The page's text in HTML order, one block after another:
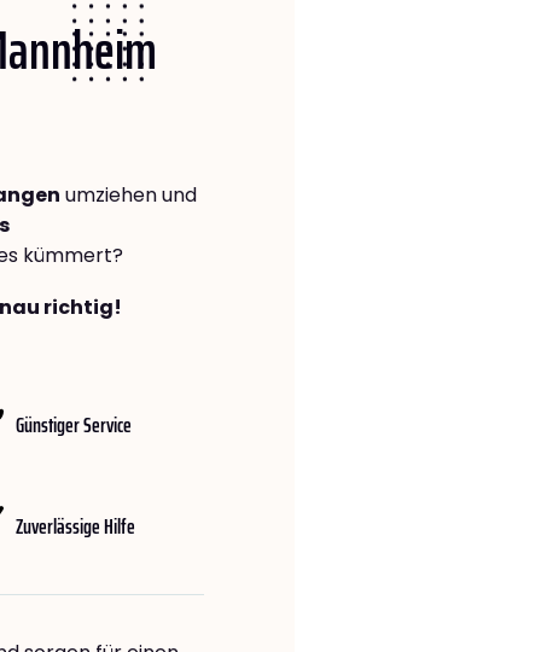
umziehen und
kümmert?
richtig!
Günstiger Service
Zuverlässige Hilfe